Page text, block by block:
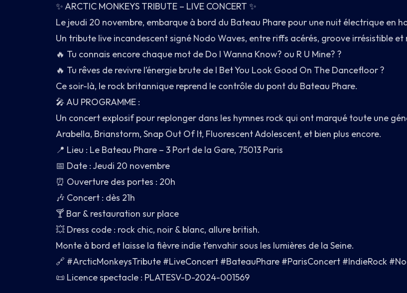
3 PORT DE LA GARE · 75013 PARIS
✨ ARCTIC MONKEYS TRIBUTE – LIVE CONCERT ✨
Le jeudi 20 novembre, embarque à bord du Bateau Phare pour une nuit électrique en
Un tribute live incandescent signé Nodo Waves, entre riffs acérés, groove irrésistible
🔥 Tu connais encore chaque mot de Do I Wanna Know? ou R U Mine? ?
🔥 Tu rêves de revivre l’énergie brute de I Bet You Look Good On The Dancefloor ?
Ce soir-là, le rock britannique reprend le contrôle du pont du Bateau Phare.
🎤 AU PROGRAMME :
Un concert explosif pour replonger dans les hymnes rock qui ont marqué toute une
Arabella, Brianstorm, Snap Out Of It, Fluorescent Adolescent, et bien plus encore.
📍 Lieu : Le Bateau Phare – 3 Port de la Gare, 75013 Paris
📅 Date : Jeudi 20 novembre
⏰ Ouverture des portes : 20h
🎶 Concert : dès 21h
🍸 Bar & restauration sur place
💥 Dress code : rock chic, noir & blanc, allure british.
Monte à bord et laisse la fièvre indie t’envahir sous les lumières de la Seine.
🔗 #ArcticMonkeysTribute #LiveConcert #BateauPhare #ParisConcert #IndieRock
📜 Licence spectacle : PLATESV-D-2024-001569